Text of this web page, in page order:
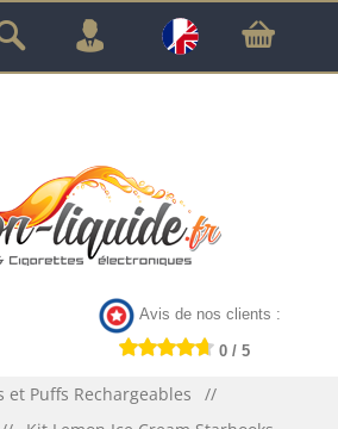
SUR TOUT LE MATÉRIEL
!!!
Avis de nos clients :
0 / 5
et Puffs Rechargeables